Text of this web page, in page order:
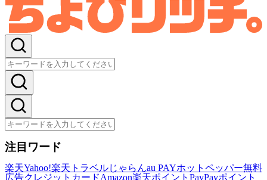
注目ワード
楽天Yahoo!楽天トラベルじゃらんau PAYホットペッパー無料
広告クレジットカードAmazon楽天ポイント PayPayポイント